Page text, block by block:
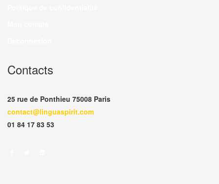
Contacts
25 rue de Ponthieu 75008 Paris
contact@linguaspirit.com
01 84 17 83 53